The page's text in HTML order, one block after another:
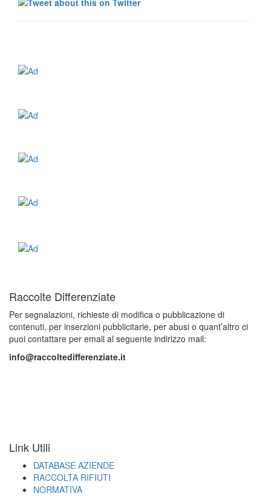
Raccolte Differenziate
Per segnalazioni, richieste di modifica o pubblicazione di
contenuti, per inserzioni pubblicitarie, per abusi o quant’altro ci
puoi contattare per email al seguente indirizzo mail:
info@raccoltedifferenziate.it
Link Utili
DATABASE AZIENDE
RACCOLTA RIFIUTI
NORMATIVA